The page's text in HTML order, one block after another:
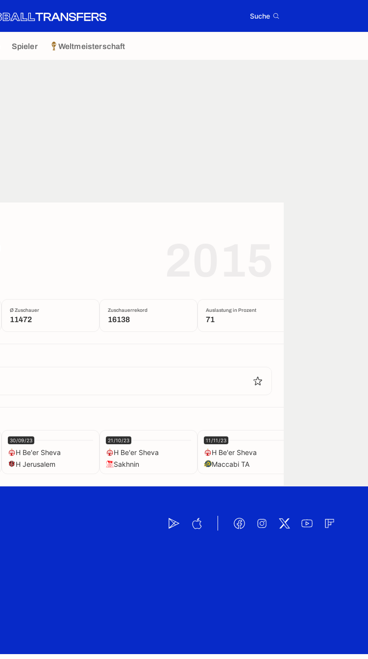
Suche
Spieler Weltmeisterschaft
Ø Zuschauer
11472
Zuschauerrekord
16138
Auslastung in Prozent
71
30/09/23
H Be'er Sheva
H Jerusalem
21/10/23
H Be'er Sheva
Sakhnin
11/11/23
H Be'er Sheva
Maccabi TA